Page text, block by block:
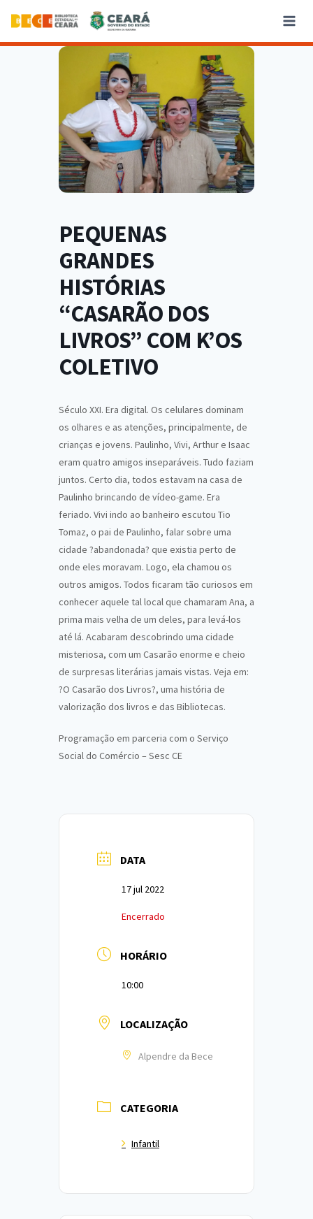
PEQUENAS
GRANDES
HISTÓRIAS
“CASARÃO DOS
LIVROS” COM K’OS
COLETIVO
Século XXI. Era digital. Os celulares dominam
os olhares e as atenções, principalmente, de
crianças e jovens. Paulinho, Vivi, Arthur e Isaac
eram quatro amigos inseparáveis. Tudo faziam
juntos. Certo dia, todos estavam na casa de
Paulinho brincando de vídeo-game. Era
feriado. Vivi indo ao banheiro escutou Tio
Tomaz, o pai de Paulinho, falar sobre uma
cidade ?abandonada? que existia perto de
onde eles moravam. Logo, ela chamou os
outros amigos. Todos ficaram tão curiosos em
conhecer aquele tal local que chamaram Ana, a
prima mais velha de um deles, para levá-los
até lá. Acabaram descobrindo uma cidade
misteriosa, com um Casarão enorme e cheio
de surpresas literárias jamais vistas. Veja em:
?O Casarão dos Livros?, uma história de
valorização dos livros e das Bibliotecas.
Programação em parceria com o Serviço
Social do Comércio – Sesc CE
DATA
17 jul 2022
Encerrado
HORÁRIO
10:00
LOCALIZAÇÃO
Alpendre da Bece
CATEGORIA
Infantil